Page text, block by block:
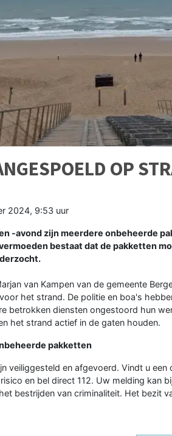
OP
2024, 9:53 uur
en -avond zijn meerdere onbeheerde
bestaat dat de pakketten
van Kampen van de gemeente
het strand. De politie en boa's
betrokken diensten ongestoord hun
het strand actief in de gaten houden.
pakketten
veiliggesteld en afgevoerd. Vindt u
en bel direct 112. Uw melding kan
bestrijden van criminaliteit. Het bezit